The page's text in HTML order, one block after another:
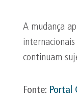
A mudança
continuam
Fonte: Portal